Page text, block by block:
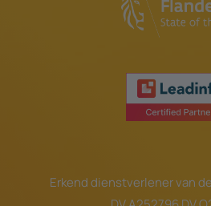
Erkend dienstverlener van de